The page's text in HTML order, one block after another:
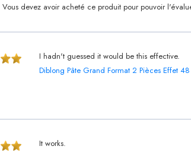
Vous devez avoir acheté ce produit pour pouvoir
I hadn't guessed it would be this effective.
Diblong Pâte Grand Format 2 Pièces Effet
It works.